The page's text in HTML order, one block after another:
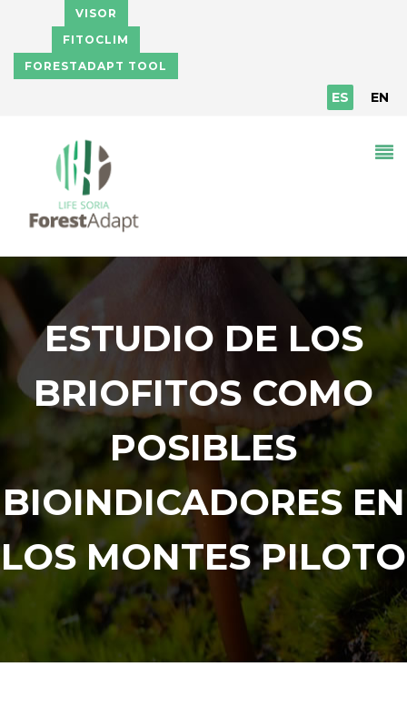
Pasar al contenido principal
VISOR
FITOCLIM
FORESTADAPT TOOL
ES EN
ESTUDIO DE LOS
BRIOFITOS COMO
POSIBLES
BIOINDICADORES EN
LOS MONTES PILOTO